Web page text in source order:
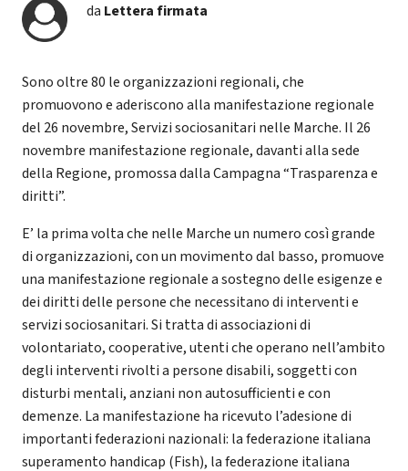
da Lettera firmata
Sono oltre 80 le organizzazioni regionali, che
promuovono e aderiscono alla manifestazione regionale
del 26 novembre, Servizi sociosanitari nelle Marche. Il 26
novembre manifestazione regionale, davanti alla sede
della Regione, promossa dalla Campagna “Trasparenza e
diritti”.
E’ la prima volta che nelle Marche un numero così grande
di organizzazioni, con un movimento dal basso, promuove
una manifestazione regionale a sostegno delle esigenze e
dei diritti delle persone che necessitano di interventi e
servizi sociosanitari. Si tratta di associazioni di
volontariato, cooperative, utenti che operano nell’ambito
degli interventi rivolti a persone disabili, soggetti con
disturbi mentali, anziani non autosufficienti e con
demenze. La manifestazione ha ricevuto l’adesione di
importanti federazioni nazionali: la federazione italiana
superamento handicap (Fish), la federazione italiana